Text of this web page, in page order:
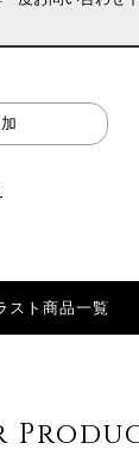
スト商品一覧